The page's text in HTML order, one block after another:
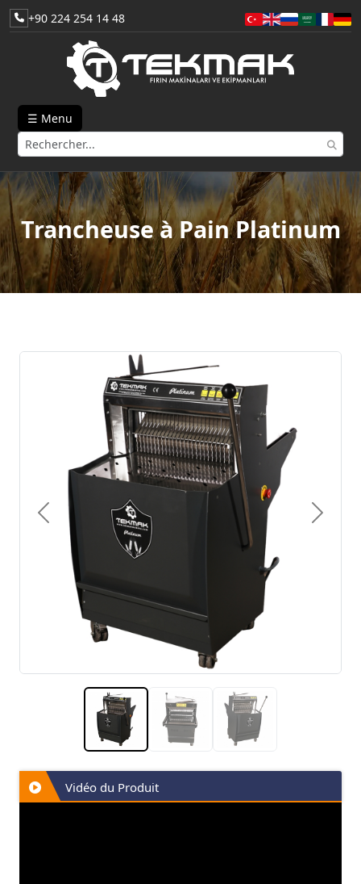
+90 224 254 14 48
☰ Menu
Trancheuse à Pain Platinum
Vidéo du Produit